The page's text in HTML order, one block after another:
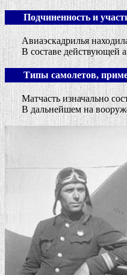
Подчиненность и
Авиаэскадрилья
В составе действующей
Типы самолетов,
Матчасть изначально
В дальнейшем на